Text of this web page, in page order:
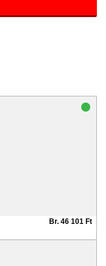
Br. 46 101 Ft